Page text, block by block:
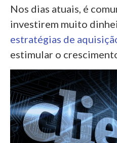
Nos dias atuais, é
investirem muito
estratégias de
estimular o